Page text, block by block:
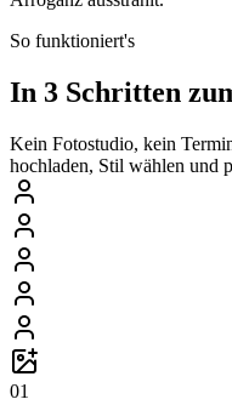
So funktioniert's
In 3 Schritten
Kein Fotostudio, kein
hochladen, Stil wählen und
01